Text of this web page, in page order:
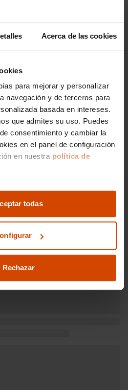
Acerca de las cookies
para mejorar y personalizar
navegación y de terceros para
basada en intereses.
que admites su uso. Puedes
consentimiento y cambiar la
en el panel de configuración
en nuestra política de
todas
Rechazar
la energía motor
12
y Combustible
rígida
km/h de velocidad
de aceleración 0-100
h de velocidad máxima
CV ( CEE ) 33 kW y 125
; 45 CV (potencia
33 kW (potencia
y 125 Nm (torque
potencia con
0,9 kWh/100
kWh/100 km
0,0 kWh/km
km (combinado), 0,0
de energía eléctrica
Me interesa